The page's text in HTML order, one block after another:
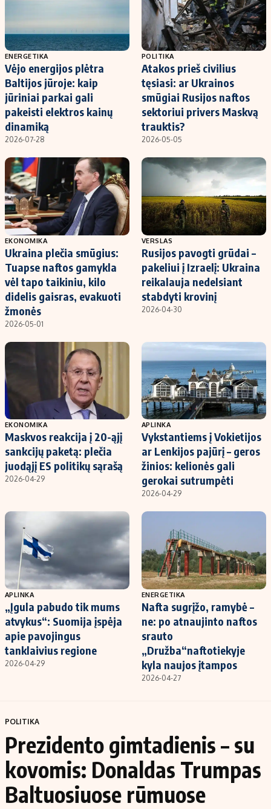
ENERGETIKA
Vėjo energijos plėtra
Baltijos jūroje: kaip
jūriniai parkai gali
pakeisti elektros kainų
dinamiką
2026-07-28
POLITIKA
Atakos prieš civilius
tęsiasi: ar Ukrainos
smūgiai Rusijos naftos
sektoriui privers Maskvą
trauktis?
2026-05-05
EKONOMIKA
Ukraina plečia smūgius:
Tuapse naftos gamykla
vėl tapo taikiniu, kilo
didelis gaisras, evakuoti
žmonės
2026-05-01
VERSLAS
Rusijos pavogti grūdai –
pakeliui į Izraelį: Ukraina
reikalauja nedelsiant
stabdyti krovinį
2026-04-30
EKONOMIKA
Maskvos reakcija į 20-ąjį
sankcijų paketą: plečia
juodąjį ES politikų sąrašą
2026-04-29
APLINKA
Vykstantiems į Vokietijos
ar Lenkijos pajūrį – geros
žinios: kelionės gali
gerokai sutrumpėti
2026-04-29
APLINKA
„Įgula pabudo tik mums
atvykus“: Suomija įspėja
apie pavojingus
tanklaivius regione
2026-04-29
ENERGETIKA
Nafta sugrįžo, ramybė –
ne: po atnaujinto naftos
srauto
„Družba“naftotiekyje
kyla naujos įtampos
2026-04-27
POLITIKA
Prezidento gimtadienis – su
kovomis: Donaldas Trumpas
Baltuosiuose rūmuose